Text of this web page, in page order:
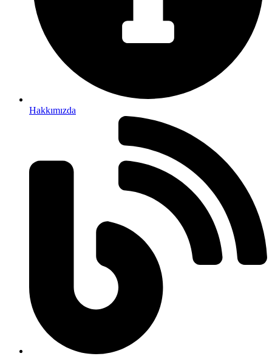
Hakkımızda